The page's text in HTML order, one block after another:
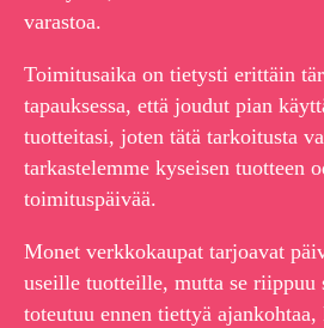
varastoa.
Toimitusaika on tietysti erittäin
tapauksessa, että joudut pian
tuotteitasi, joten tätä tarkoitusta
tarkastelemme kyseisen tuotteen
toimituspäivää.
Monet verkkokaupat tarjoavat
useille tuotteille, mutta se riippuu
toteutuu ennen tiettyä ajankohtaa,